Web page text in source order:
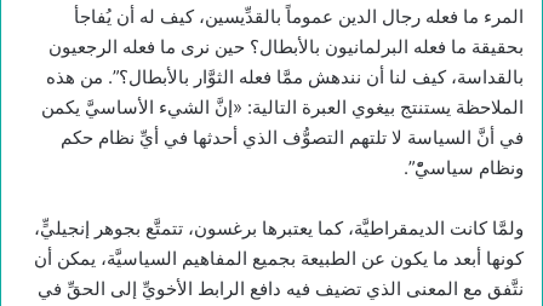
المرء ما فعله رجال الدين عموماً بالقدِّيسين، كيف له أن يُفاجأ
بحقيقة ما فعله البرلمانيون بالأبطال؟ حين نرى ما فعله الرجعيون
بالقداسة، كيف لنا أن نندهش ممَّا فعله الثوَّار بالأبطال؟”. من هذه
الملاحظة يستنتج بيغوي العبرة التالية: «إنَّ الشيء الأساسيَّ يكمن
في أنَّ السياسة لا تلتهم التصوُّف الذي أحدثها في أيِّ نظام حكم
ونظام سياسيّْ”.
ولمَّا كانت الديمقراطيَّة، كما يعتبرها برغسون، تتمتَّع بجوهر إنجيليٍّ،
كونها أبعد ما يكون عن الطبيعة بجميع المفاهيم السياسيَّة، يمكن أن
نتَّفق مع المعنى الذي تضيف فيه دافع الرابط الأخويِّ إلى الحقِّ في